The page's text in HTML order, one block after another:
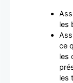
les
ce
les
les